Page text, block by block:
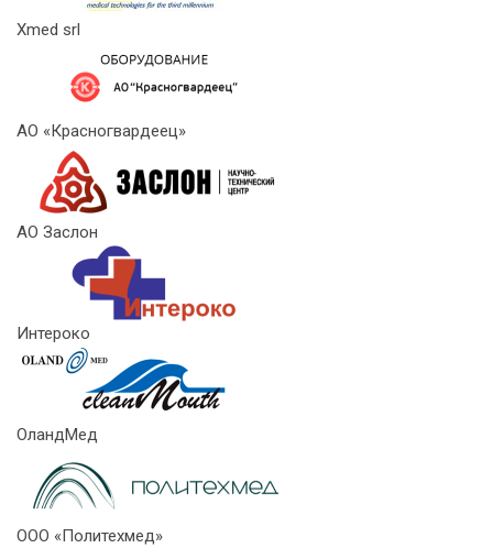
Xmed srl
АО «Красногвардеец»
АО Заслон
Интероко
ОландМед
ООО «Политехмед»